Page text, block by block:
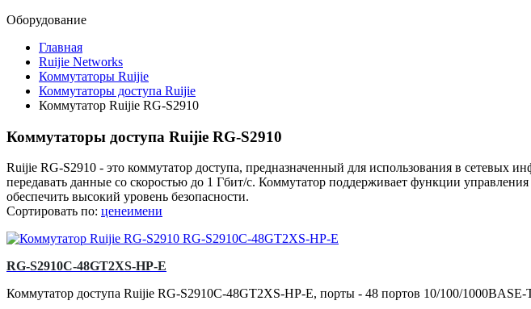
Оборудование
Главная
Ruijie Networks
Коммутаторы Ruijie
Коммутаторы доступа Ruijie
Коммутатор Ruijie RG-S2910
Коммутаторы доступа Ruijie RG-S2910
Ruijie RG-S2910 - это коммутатор доступа, предназначенный для использования в сетевых
передавать данные со скоростью до 1 Гбит/с. Коммутатор поддерживает функции
обеспечить высокий уровень безопасности.
Сортировать по: ценеимени
RG-S2910C-48GT2XS-HP-E
Коммутатор доступа Ruijie RG-S2910C-48GT2XS-HP-E, порты - 48 портов 10/100/